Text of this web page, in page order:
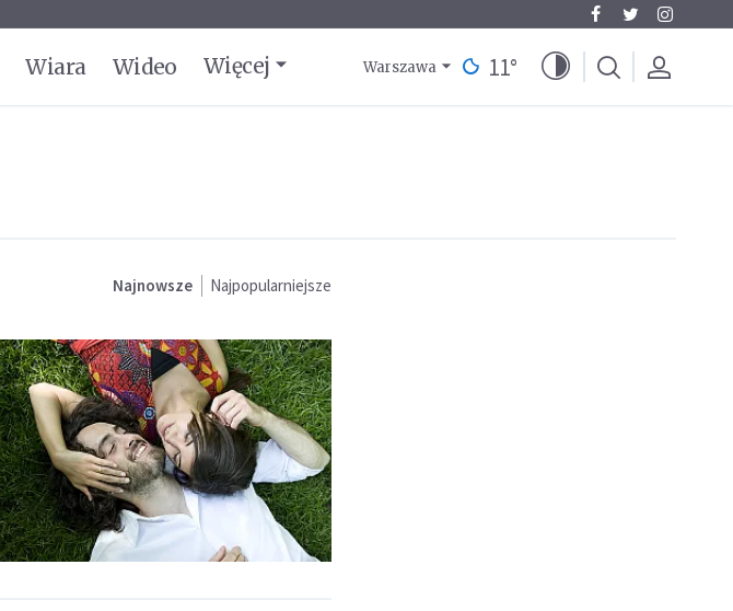
Wiara Wideo Więcej Warszawa 11°
Najnowsze Najpopularniejsze